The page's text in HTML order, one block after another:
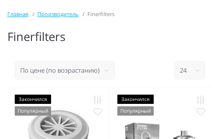
Главная Производитель Finerfilters
Finerfilters
Закончился
Популярный
Закончился
Популярный